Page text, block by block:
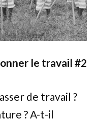
le travail #2
de travail ?
? A-t-il